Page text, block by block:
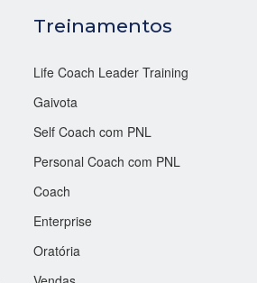
Treinamentos
Life Coach Leader Training
Gaivota
Self Coach com PNL
Personal Coach com PNL
Coach
Enterprise
Oratória